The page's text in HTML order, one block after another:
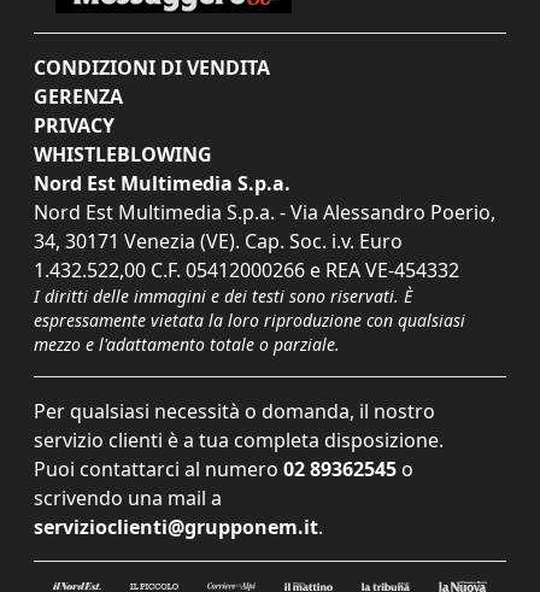
CONDIZIONI DI VENDITA
GERENZA
PRIVACY
WHISTLEBLOWING
Nord Est Multimedia S.p.a.
Nord Est Multimedia S.p.a. - Via Alessandro Poerio,
34, 30171 Venezia (VE). Cap. Soc. i.v. Euro
1.432.522,00 C.F. 05412000266 e REA VE-454332
I diritti delle immagini e dei testi sono riservati. È
espressamente vietata la loro riproduzione con qualsiasi
mezzo e l'adattamento totale o parziale.
Per qualsiasi necessità o domanda, il nostro
servizio clienti è a tua completa disposizione.
Puoi contattarci al numero 02 89362545 o
scrivendo una mail a
servizioclienti@grupponem.it.